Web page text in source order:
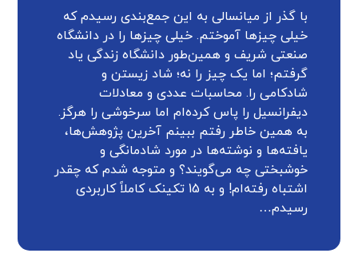
با گذر از میانسالی به این جمع‌بندی رسیدم که
خیلی چیزها آموختم. خیلی چیزها را در دانشگاه
صنعتی شریف و همین‌طور دانشگاه زندگی یاد
گرفتم؛ اما یک چیز را نه؛ شاد زیستن و
شادکامی را. محاسبات عددی و معادلات
دیفرانسیل را پاس کرده‌ام اما سرخوشی را هرگز.
به همین خاطر رفتم ببینم آخرین پژوهش‌ها،
یافته‌ها و نوشته‌ها در مورد شادمانگی و
خوشبختی چه می‌گویند؟ و متوجه شدم که چقدر
اشتباه رفته‌ام! و به 15 تکینک کاملاً کاربردی
رسیدم…